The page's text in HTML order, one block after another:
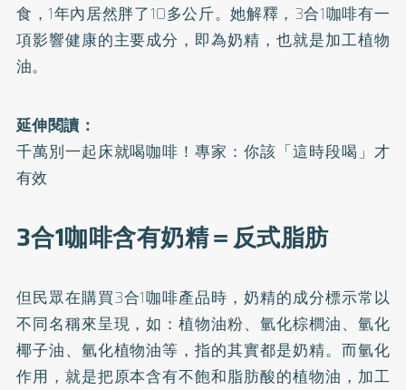
食，1年內居然胖了10多公斤。她解釋，3合1咖啡有一
項影響健康的主要成分，即為奶精，也就是加工植物
油。
延伸閱讀：
千萬別一起床就喝咖啡！專家：你該「這時段喝」才
有效
3合1咖啡含有奶精＝反式脂肪
但民眾在購買3合1咖啡產品時，奶精的成分標示常以
不同名稱來呈現，如：植物油粉、氫化棕櫚油、氫化
椰子油、氫化植物油等，指的其實都是奶精。而氫化
作用，就是把原本含有不飽和脂肪酸的植物油，加工